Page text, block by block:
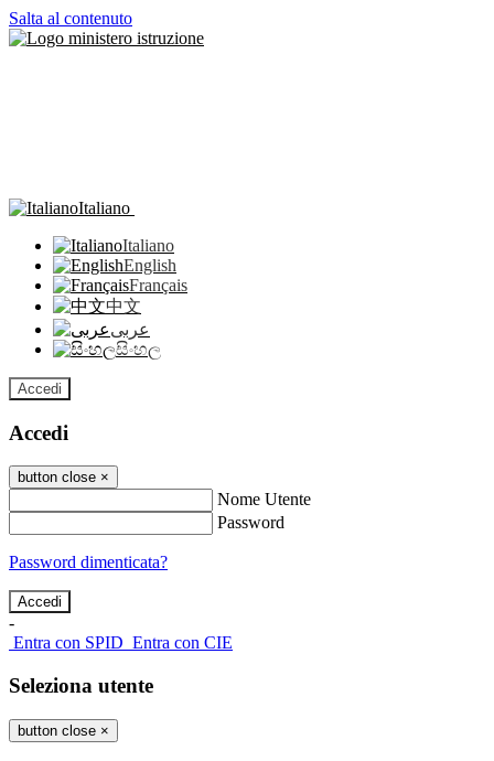
Salta al contenuto
Italiano
Italiano
English
Français
中文
عربى
සිංහල
Accedi
Accedi
button close ×
Nome Utente
Password
Password dimenticata?
-
Entra con SPID Entra con CIE
Seleziona utente
button close ×